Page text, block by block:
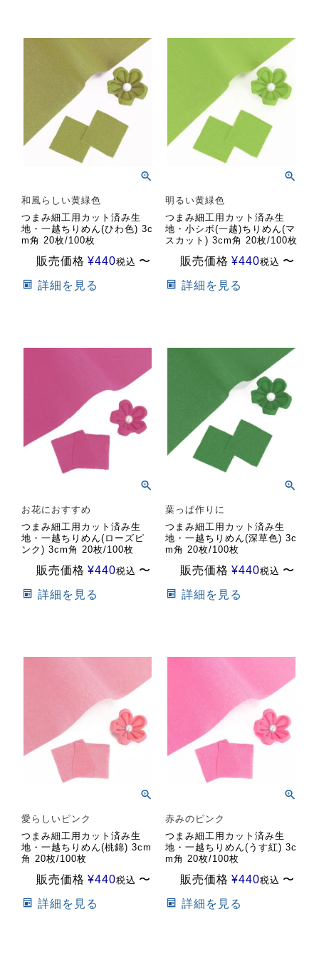
和風らしい黄緑色
つまみ細工用カット済み生
地・一越ちりめん(ひわ色) 3c
m角 20枚/100枚
販売価格 ¥440税込 〜
詳細を見る
明るい黄緑色
つまみ細工用カット済み生
地・小シボ(一越)ちりめん(マ
スカット) 3cm角 20枚/100枚
販売価格 ¥440税込 〜
詳細を見る
お花におすすめ
つまみ細工用カット済み生
地・一越ちりめん(ローズピ
ンク) 3cm角 20枚/100枚
販売価格 ¥440税込 〜
詳細を見る
葉っぱ作りに
つまみ細工用カット済み生
地・一越ちりめん(深草色) 3c
m角 20枚/100枚
販売価格 ¥440税込 〜
詳細を見る
愛らしいピンク
つまみ細工用カット済み生
地・一越ちりめん(桃錦) 3cm
角 20枚/100枚
販売価格 ¥440税込 〜
詳細を見る
赤みのピンク
つまみ細工用カット済み生
地・一越ちりめん(うす紅) 3c
m角 20枚/100枚
販売価格 ¥440税込 〜
詳細を見る